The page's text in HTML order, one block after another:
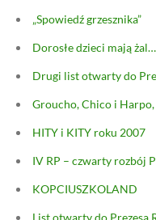
„Spowiedź grzesznika”
Dorosłe dzieci mają żal…
Drugi list otwarty do
Groucho, Chico i
HITY i KITY roku 2007
IV RP – czwarty rozbój
KOPCIUSZKOLAND
List otwarty do Prezesa